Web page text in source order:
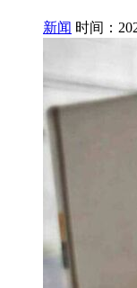
新闻 时间：